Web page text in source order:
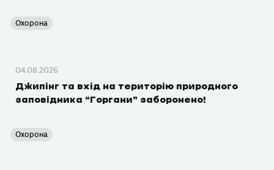
Охорона
04.08.2026
Джипінг та вхід на територію природного
заповідника “Горгани” заборонено!
Охорона